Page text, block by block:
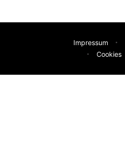
Impressum
Cookies